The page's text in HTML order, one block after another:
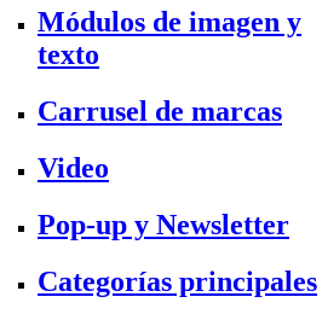
Módulos de imagen y
texto
Carrusel de marcas
Video
Pop-up y Newsletter
Categorías principales